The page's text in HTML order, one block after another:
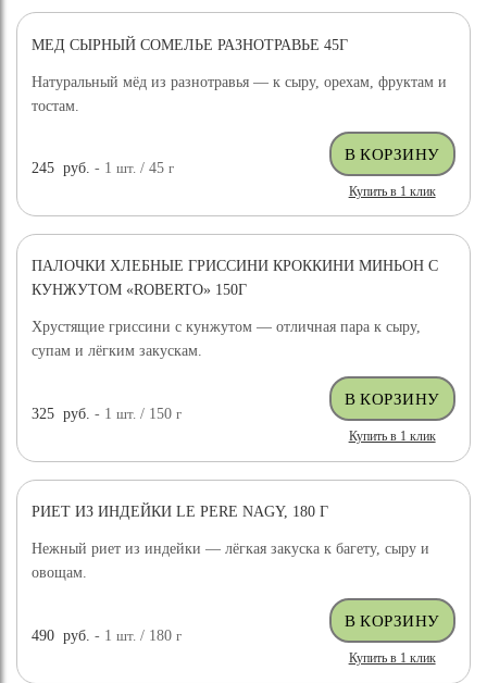
МЕД СЫРНЫЙ СОМЕЛЬЕ РАЗНОТРАВЬЕ 45Г
Натуральный мёд из разнотравья — к сыру, орехам, фруктам и
тостам.
245 руб. - 1шт. / 45г
Купить в 1 клик
ПАЛОЧКИ ХЛЕБНЫЕ ГРИССИНИ КРОККИНИ МИНЬОН С
КУНЖУТОМ «ROBERTO» 150Г
Хрустящие гриссини с кунжутом — отличная пара к сыру,
супам и лёгким закускам.
325 руб. - 1шт. / 150г
Купить в 1 клик
РИЕТ ИЗ ИНДЕЙКИ LE PERE NAGY, 180 Г
Нежный риет из индейки — лёгкая закуска к багету, сыру и
овощам.
490 руб. - 1шт. / 180г
Купить в 1 клик